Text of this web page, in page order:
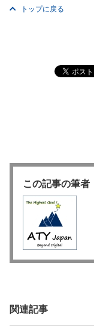
トップに戻る
この記事の筆者
関連記事